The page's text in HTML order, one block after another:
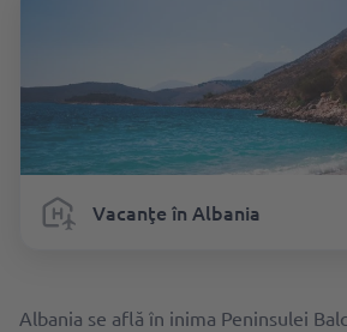
Vacanţe în Albania
Albania se află în inima Peninsulei